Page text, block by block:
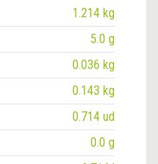
1.214 kg
5.0 g
0.036 kg
0.143 kg
0.714 ud
0.0 g